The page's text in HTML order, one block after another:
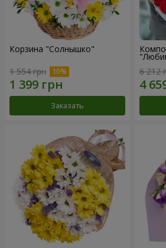
Корзина "Солнышко"
1 554 грн
Заказать
6 212